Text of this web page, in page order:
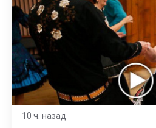
10 ч. назад